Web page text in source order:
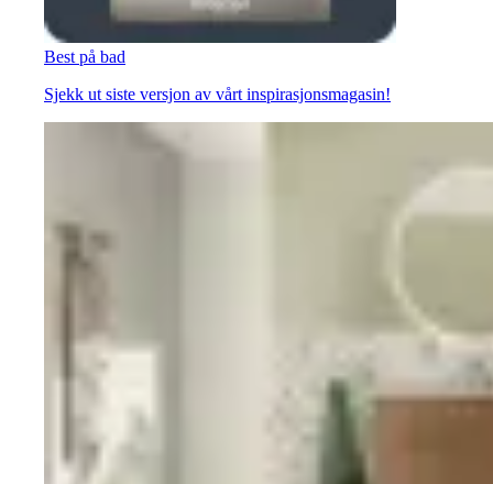
Best på bad
Sjekk ut siste versjon av vårt inspirasjonsmagasin!